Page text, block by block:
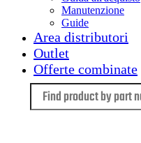
Manutenzione
Guide
Area distributori
Outlet
Offerte combinate